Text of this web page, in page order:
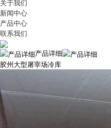
关于我们
新闻中心
产品中心
联系我们
产品详细
胶州大型屠宰场冷库